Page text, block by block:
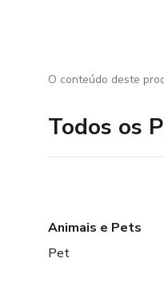
O conteúdo deste
Todos os
Animais e Pets
Pet